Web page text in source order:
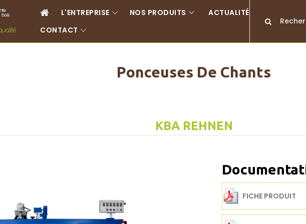
L'ENTREPRISE NOS PRODUITS
ACTUALITÉS
CONTACT
Ponceuses De Chants
KBA REHNEN
FICHE PRODUIT